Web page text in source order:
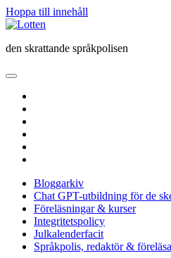
Hoppa till innehåll
Lotten
den skrattande språkpolisen
öppna
meny
Bloggarkiv
Chat GPT-utbildning för de
Föreläsningar & kurser
Integritetspolicy
Julkalenderfacit
Språkpolis, redaktör &